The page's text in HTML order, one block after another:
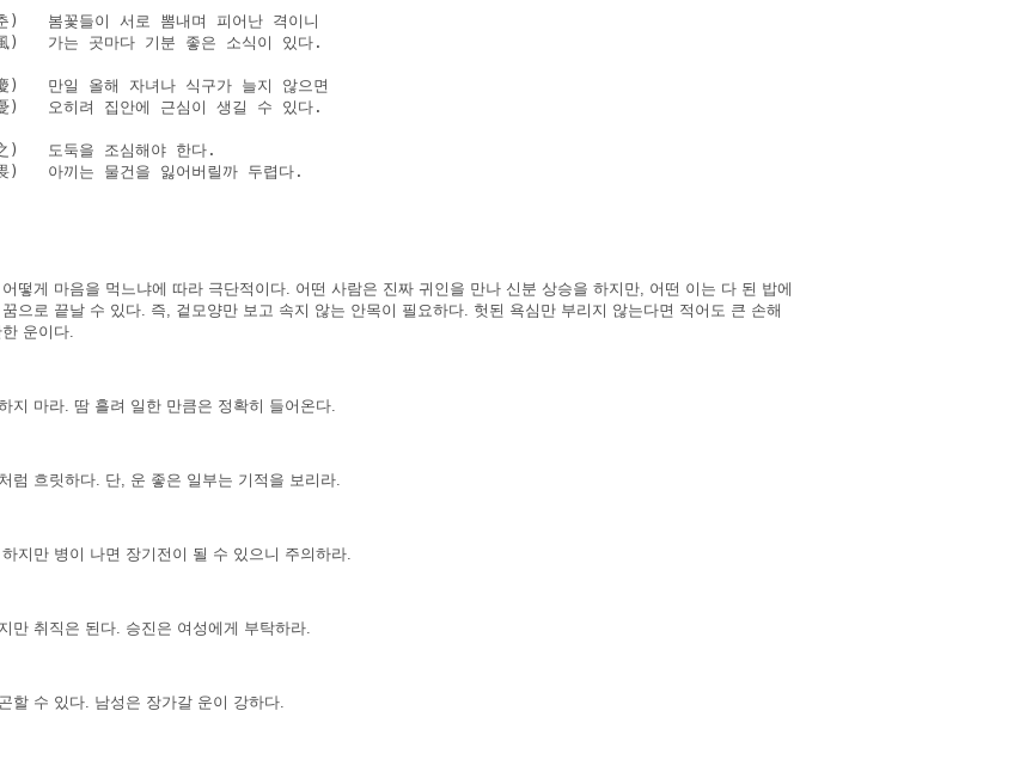
)   봄꽃들이 서로 뽐내며 피어난 격이니
風)   가는 곳마다 기분 좋은 소식이 있다.
)   만일 올해 자녀나 식구가 늘지 않으면
憂)   오히려 집안에 근심이 생길 수 있다.
)   도둑을 조심해야 한다.
)   아끼는 물건을 잃어버릴까 두렵다.
떻게 마음을 먹느냐에 따라 극단적이다. 어떤 사람은 진짜 귀인을 만나 신분 상승을 하지만, 어떤 이는 다 된 밥에
으로 끝날 수 있다. 즉, 겉모양만 보고 속지 않는 안목이 필요하다. 헛된 욕심만 부리지 않는다면 적어도 큰 손해
운이다.
지 마라. 땀 흘려 일한 만큼은 정확히 들어온다.
럼 흐릿하다. 단, 운 좋은 일부는 기적을 보리라.
지만 병이 나면 장기전이 될 수 있으니 주의하라.
만 취직은 된다. 승진은 여성에게 부탁하라.
할 수 있다. 남성은 장가갈 운이 강하다.